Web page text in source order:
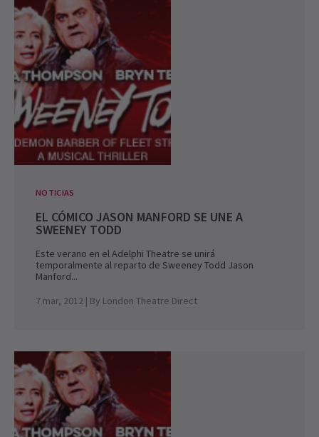
NOTICIAS
EL CÓMICO JASON MANFORD SE UNE A
SWEENEY TODD
Este verano en el Adelphi Theatre se unirá
temporalmente al reparto de Sweeney Todd Jason
Manford...
7 mar, 2012 | By London Theatre Direct